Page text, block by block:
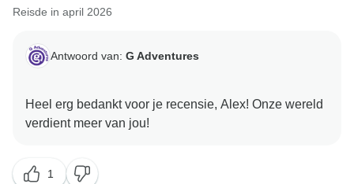
Reisde in april 2026
Antwoord van: G Adventures
Heel erg bedankt voor je recensie, Alex! Onze wereld
1